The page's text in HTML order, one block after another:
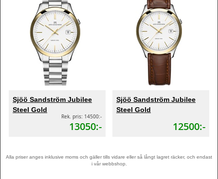
Sjöö Sandström Jubilee
Steel Gold
Rek. pris: 14500:-
13050:-
Sjöö Sandström Jubilee
Steel Gold
12500:-
Alla priser anges inklusive moms och gäller tills vidare eller så långt lagret räcker, och endast
i vår webbshop.